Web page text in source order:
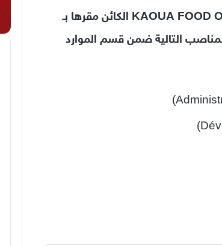
في إطار تعزيز وتدعيم فريقها الإداري، تعلن شركة KAOUA FOOD Optilla الكائن مقرها بـ
التالية ضمن قسم الموارد